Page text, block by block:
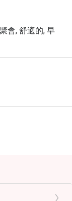
Resort
可享 5 折折
卓越的服務。
會, 舒適的, 早